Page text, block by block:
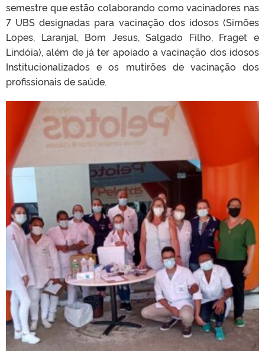
semestre que estão colaborando como vacinadores nas
7 UBS designadas para vacinação dos idosos (Simões
Lopes, Laranjal, Bom Jesus, Salgado Filho, Fraget e
Lindóia), além de já ter apoiado a vacinação dos idosos
Institucionalizados e os mutirões de vacinação dos
profissionais de saúde.